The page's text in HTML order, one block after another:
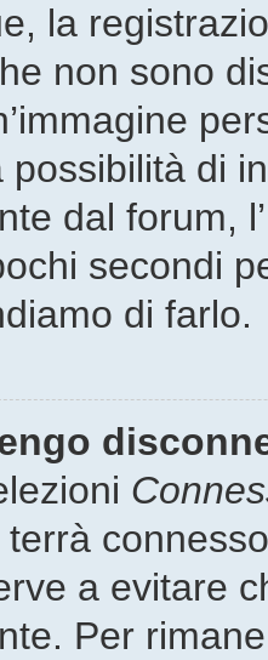
la
non sono
possibilità di
dal forum,
secondi
di farlo.
a evitare
Per